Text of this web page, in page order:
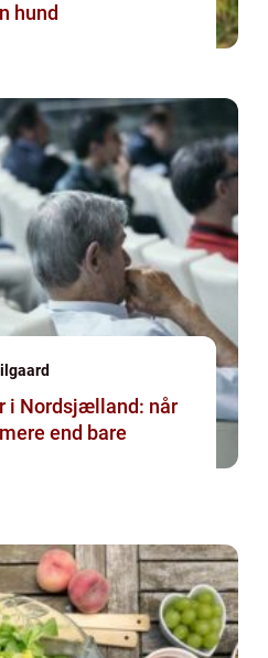
hund
i Nordsjælland: når
end bare